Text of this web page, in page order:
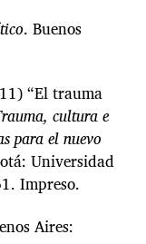
. Buenos
“El trauma
cultura e
para el nuevo
Universidad
Impreso.
Aires: